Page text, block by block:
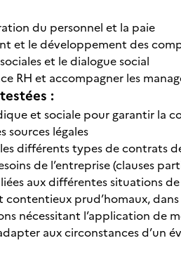
du personnel et la paie
et le développement des
et le dialogue social
RH et accompagner les
:
et sociale pour garantir la
sources légales
différents types de contrats
de l’entreprise (clauses
aux différentes situations
contentieux prud’homaux,
nécessitant l’application de
aux circonstances d’un